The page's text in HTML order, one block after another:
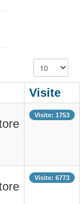
Visualizza n.
Visite
Visite: 1753
Visite: 6773